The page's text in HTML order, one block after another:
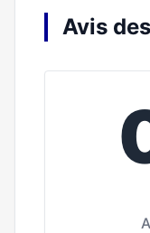
Avis